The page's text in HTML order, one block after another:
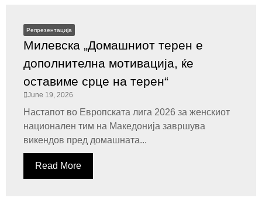
Репрезентација
Милевска „Домашниот терен е
дополнителна мотивација, ќе
оставиме срце на терен“
June 19, 2026
Настапот во Европската лига 2026 за женскиот
национален тим на Македонија завршува
викендов пред домашната...
Read More